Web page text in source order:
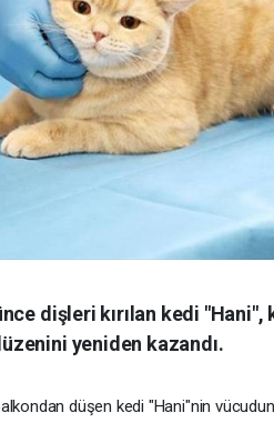
dişleri kırılan kedi
yeniden kazandı.
düşen kedi "Hani"nin